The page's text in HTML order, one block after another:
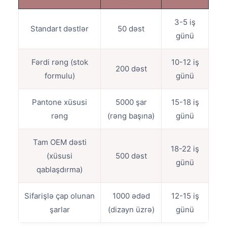
Standart dəstlər 50 dəst
3-5 iş
günü
Fərdi rəng (stok
formulu)
200 dəst
10-12 iş
günü
Pantone xüsusi
rəng
5000 şar
(rəng başına)
15-18 iş
günü
Tam OEM dəsti
(xüsusi
qablaşdırma)
500 dəst
18-22 iş
günü
Sifarişlə çap olunan
şarlar
1000 ədəd
(dizayn üzrə)
12-15 iş
günü